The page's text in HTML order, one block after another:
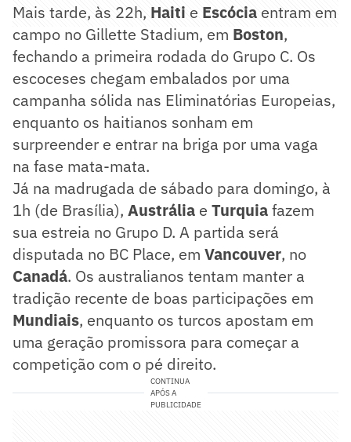
Mais tarde, às 22h, Haiti e Escócia entram em
campo no Gillette Stadium, em Boston,
fechando a primeira rodada do Grupo C. Os
escoceses chegam embalados por uma
campanha sólida nas Eliminatórias Europeias,
enquanto os haitianos sonham em
surpreender e entrar na briga por uma vaga
na fase mata-mata.
Já na madrugada de sábado para domingo, à
1h (de Brasília), Austrália e Turquiafazem
sua estreia no Grupo D. A partida será
disputada no BC Place, em Vancouver, no
Canadá. Os australianos tentam manter a
tradição recente de boas participações em
Mundiais, enquanto os turcos apostam em
uma geração promissora para começar a
competição com o pé direito.
CONTINUA
APÓS A
PUBLICIDADE